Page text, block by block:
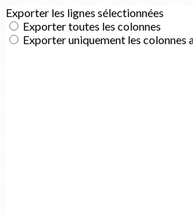
Exporter les lignes sélectionnées
Exporter toutes les colonnes
Exporter uniquement les colonnes